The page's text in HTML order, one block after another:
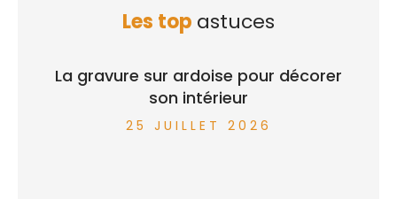
Les top astuces
La gravure sur ardoise pour décorer
son intérieur
25 JUILLET 2026